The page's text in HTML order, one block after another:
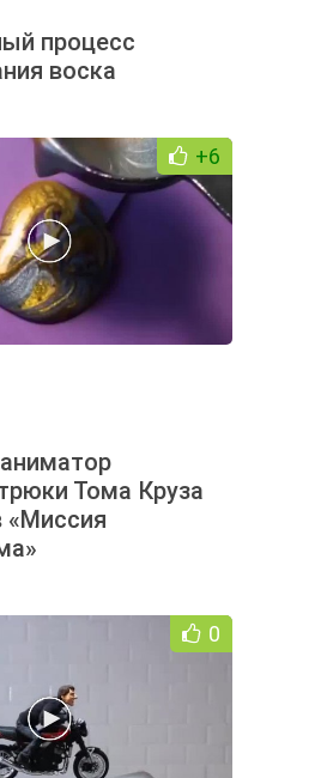
процесс
воска
+6
Тома Круза
«Миссия
0